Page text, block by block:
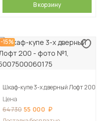
В корзину
-15%
Шкаф-купе 3-х дверный Лофт 200
Цена
64 730 55 000